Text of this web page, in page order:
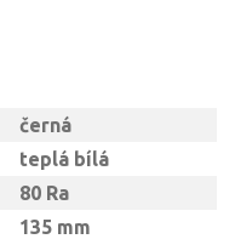
černá
teplá bílá
80 Ra
135 mm